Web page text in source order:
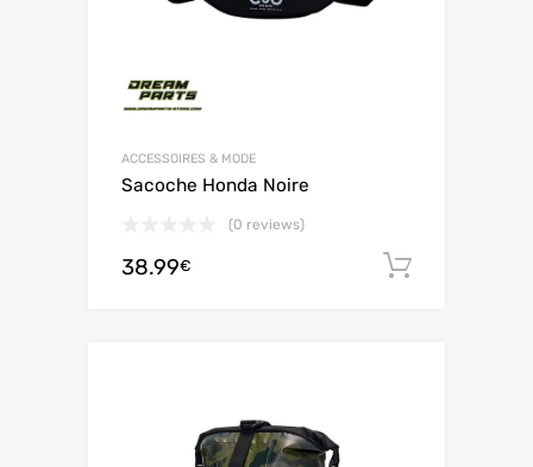
ACCESSOIRES & MODE
Sacoche Honda Noire
(0 reviews)
38.99€